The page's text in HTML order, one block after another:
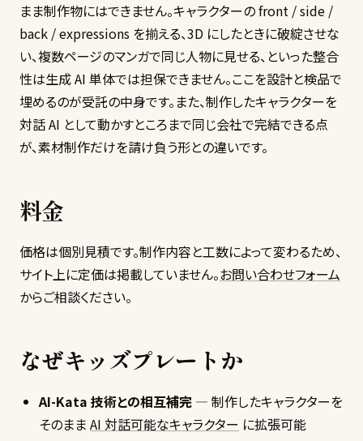
まま制作物にはできません。キャラクターの front / side /
back / expressions を揃える、3D にしたときに破綻させな
い、複数ページのマンガで同じ人物に見せる、といった整合
性は生成 AI 単体では担保できません。ここを設計と検品で
埋めるのが受託の中身です。また、制作したキャラクターを
対話 AI として動かすところまで同じ会社で完結できる点
が、素材制作だけを請け負う形との違いです。
料金
価格は個別見積です。制作内容と工数によって変わるため、
サイト上に定価は掲載していません。お問い合わせフォーム
からご相談ください。
なぜキッズプレートか
AI-Kata 技術との相互補完 — 制作したキャラクターを
そのまま AI 対話可能なキャラクター に拡張可能